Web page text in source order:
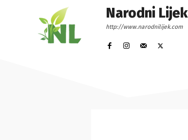
Narodni Lijek
http://www.narodnilijek.com